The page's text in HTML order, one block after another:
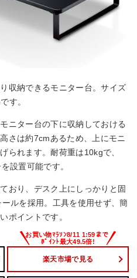
収納できるモニター台。サイズ
す。
ニター台の下に収納しておける
さは約7cmあるため、上にモニ
られます。耐荷重は10kgで、
設置可能です。
おり、デスク上にしっかりと固
ルを採用。工具を使用せず、簡
ポイントです。
楽天市場で見る